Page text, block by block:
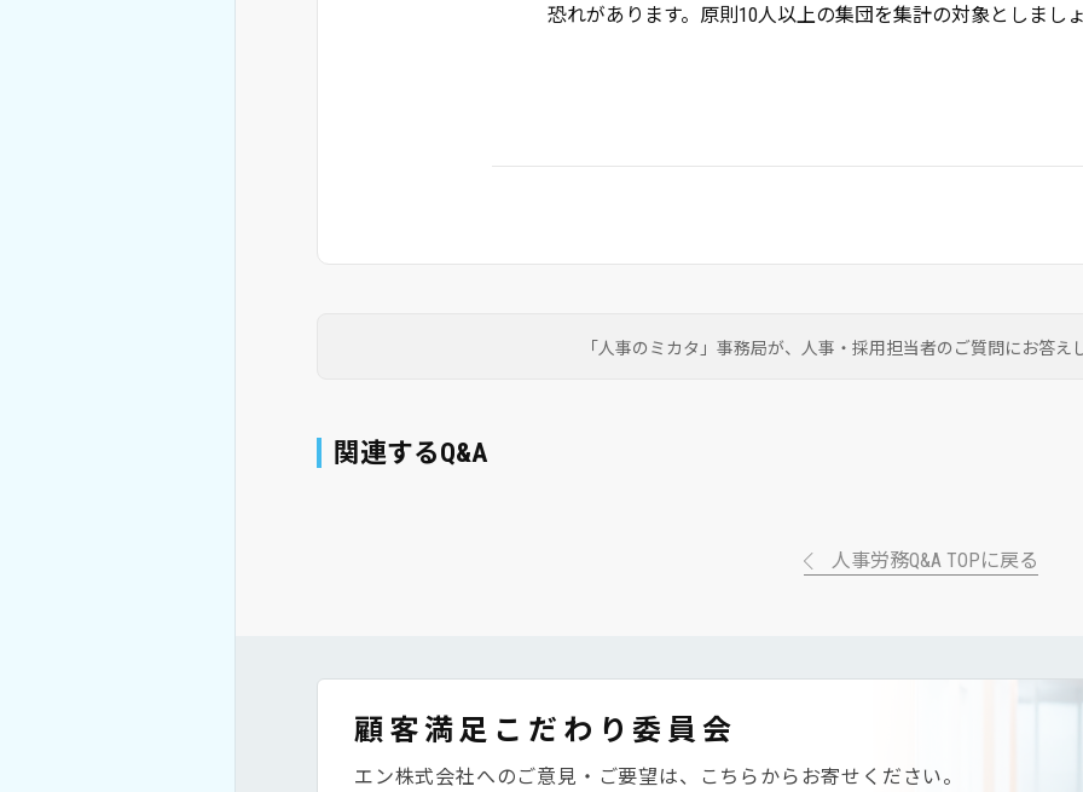
恐れがあります。原則10人以上の集団を集計の対象としましょ
「人事のミカタ」事務局が、 人事・採用担当者のご質問にお答え
関連するQ&A
人事労務Q&A TOPに戻る
顧客満足こだわり委員会
エン株式会社へのご意見・ご要望は、こちらからお寄せください。